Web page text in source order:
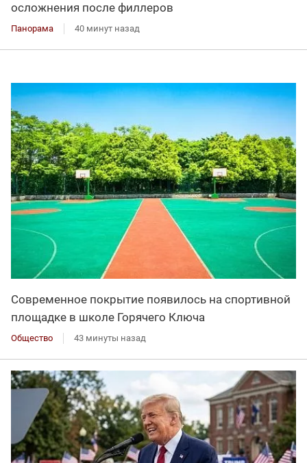
осложнения после филлеров
Панорама 40 минут назад
Современное покрытие появилось на спортивной
площадке в школе Горячего Ключа
Общество 43 минуты назад